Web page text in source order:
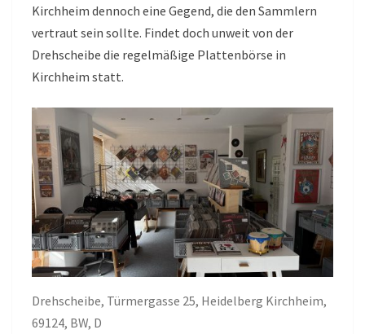
Kirchheim dennoch eine Gegend, die den Sammlern
vertraut sein sollte. Findet doch unweit von der
Drehscheibe die regelmäßige Plattenbörse in
Kirchheim statt.
Drehscheibe, Türmergasse 25, Heidelberg Kirchheim,
69124, BW, D